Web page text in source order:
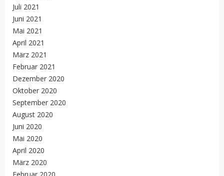
Juli 2021
Juni 2021
Mai 2021
April 2021
März 2021
Februar 2021
Dezember 2020
Oktober 2020
September 2020
August 2020
Juni 2020
Mai 2020
April 2020
März 2020